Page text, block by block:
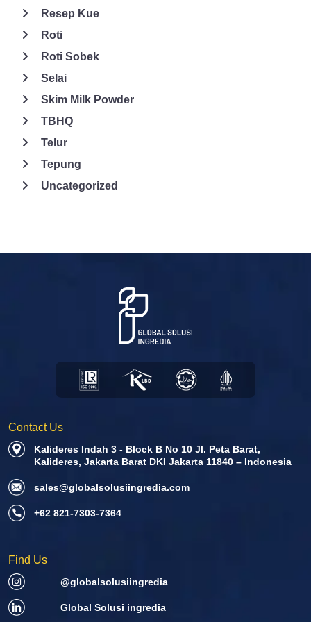
teruji dengan sangat ketat. Untuk mengecek produk apa saja
yang tersedia di GSI, sila Anda kunjungi saja
Resep Kue
Roti
Roti Sobek
Selai
Skim Milk Powder
TBHQ
Telur
Tepung
Uncategorized
Contact Us
Kalideres Indah 3 - Block B No 10 Jl. Peta Barat,
Kalideres, Jakarta Barat DKI Jakarta 11840 – Indonesia
sales@globalsolusiingredia.com
+62 821-7303-7364
Find Us
@globalsolusiingredia
Global Solusi ingredia